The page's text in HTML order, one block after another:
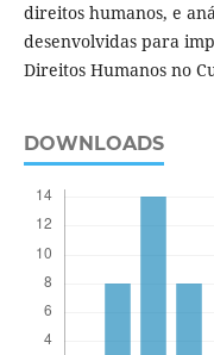
direitos humanos, e
desenvolvidas para
Direitos Humanos no
DOWNLOADS